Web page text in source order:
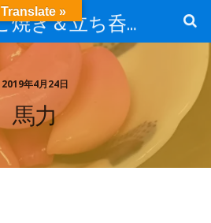
京都のたこ焼き＆立ち呑み屋ほりたこのお知らせブログ
2019年4月24日
馬力
Translate »